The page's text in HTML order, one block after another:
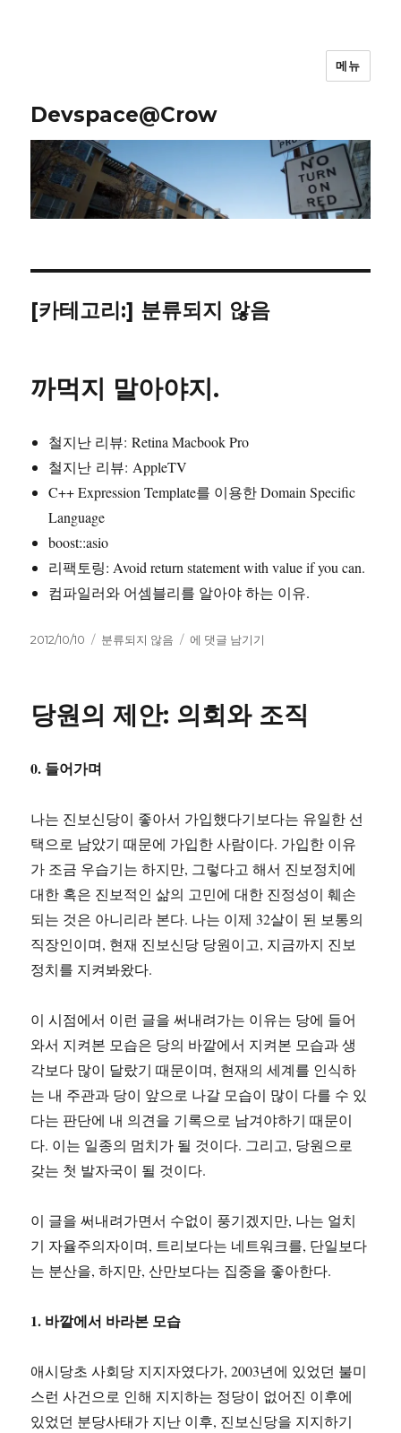
Devspace@Crow
메뉴
[카테고리:] 분류되지 않음
까먹지 말아야지.
철지난 리뷰: Retina Macbook Pro
철지난 리뷰: AppleTV
C++ Expression Template를 이용한 Domain Specific
Language
boost::asio
리팩토링: Avoid return statement with value if you can.
컴파일러와 어셈블리를 알아야 하는 이유.
작
2012/10/10
카
분류되지 않음
까
아
에 댓글 남기기
당원의 제안: 의회와 조직
0. 들어가며
나는 진보신당이 좋아서 가입했다기보다는 유일한 선
택으로 남았기 때문에 가입한 사람이다. 가입한 이유
가 조금 우습기는 하지만, 그렇다고 해서 진보정치에
대한 혹은 진보적인 삶의 고민에 대한 진정성이 훼손
되는 것은 아니리라 본다. 나는 이제 32살이 된 보통의
직장인이며, 현재 진보신당 당원이고, 지금까지 진보
정치를 지켜봐왔다.
이 시점에서 이런 글을 써내려가는 이유는 당에 들어
와서 지켜본 모습은 당의 바깥에서 지켜본 모습과 생
각보다 많이 달랐기 때문이며, 현재의 세계를 인식하
는 내 주관과 당이 앞으로 나갈 모습이 많이 다를 수 있
다는 판단에 내 의견을 기록으로 남겨야하기 때문이
다. 이는 일종의 멈치가 될 것이다. 그리고, 당원으로
갖는 첫 발자국이 될 것이다.
이 글을 써내려가면서 수없이 풍기겠지만, 나는 얼치
기 자율주의자이며, 트리보다는 네트워크를, 단일보다
는 분산을, 하지만, 산만보다는 집중을 좋아한다.
1. 바깥에서 바라본 모습
애시당초 사회당 지지자였다가, 2003년에 있었던 불미
스런 사건으로 인해 지지하는 정당이 없어진 이후에
있었던 분당사태가 지난 이후, 진보신당을 지지하기